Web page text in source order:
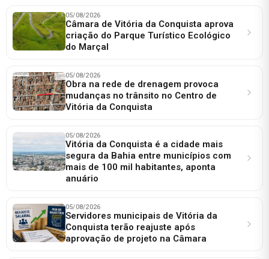
05/08/2026
Câmara de Vitória da Conquista aprova
criação do Parque Turístico Ecológico
do Marçal
05/08/2026
Obra na rede de drenagem provoca
mudanças no trânsito no Centro de
Vitória da Conquista
05/08/2026
Vitória da Conquista é a cidade mais
segura da Bahia entre municípios com
mais de 100 mil habitantes, aponta
anuário
05/08/2026
Servidores municipais de Vitória da
Conquista terão reajuste após
aprovação de projeto na Câmara